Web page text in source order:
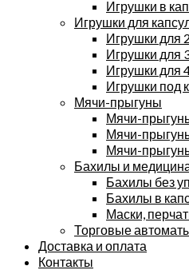
Игрушки в
Игрушки для
Игрушки для
Игрушки для
Игрушки для
Игрушки под
Мячи-прыгуны
Мячи-
Мячи-
Мячи-
Бахилы и
Бахилы без
Бахилы в
Маски,
Торговые
Доставка и оплата
Контакты